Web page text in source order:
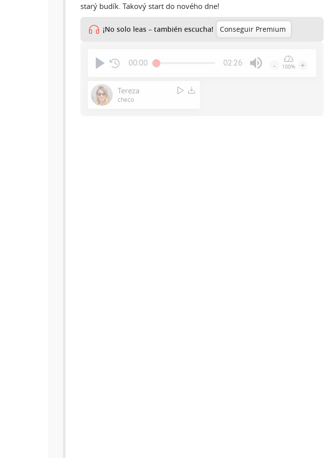
starý budík. Takový start do nového dne!
¡No solo leas – también escucha! Conseguir Premium
00:00 02:26 - 100% +
Tereza
checo